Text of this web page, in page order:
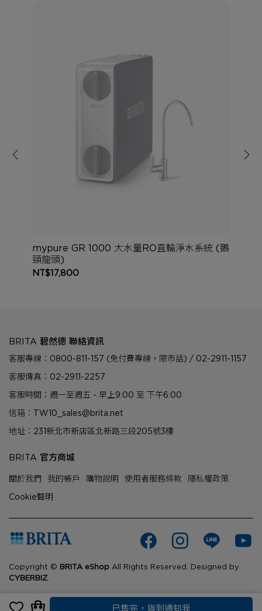
已售完，貨到通知我
mypure GR 1000 大水量RO直輸淨水系統 (鵝
頸龍頭)
NT$17,800
BRITA 碧然德 聯絡資訊
客服專線：0800-811-157 (免付費專線，限市話) / 02-2911-1157
客服傳真：02-2911-2257
客服時間：週一至週五 - 早上9:00 至 下午6:00
信箱：TW10_sales@brita.net
地址：231新北市新店區北新路三段205號3樓
BRITA 官方商城
關於我們 我的帳戶 購物說明 使用者服務條款
隱私權政策
Cookie聲明
Copyright © BRITA eShop All Rights Reserved. Designed by
CYBERBIZ.